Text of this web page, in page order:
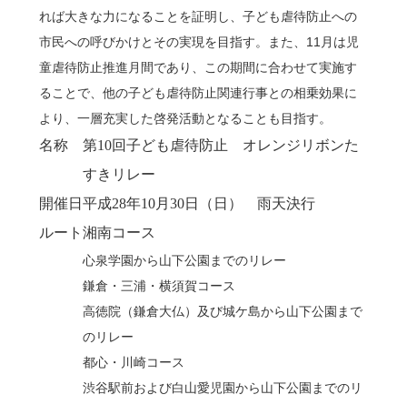
れば大きな力になることを証明し、子ども虐待防止への
市民への呼びかけとその実現を目指す。
また、11月は児
童虐待防止推進月間であり、この期間に合わせて実施す
ることで、他の子ども虐待防止関連行事との相乗効果に
より、一層充実した啓発活動となることも目指す。
名称
第10回子ども虐待防止 オレンジリボンた
すきリレー
開催日 平成28年10月30日（日） 雨天決行
ルート 湘南コース
心泉学園から山下公園までのリレー
鎌倉・三浦・横須賀コース
高徳院（鎌倉大仏）及び城ケ島から山下公園まで
のリレー
都心・川崎コース
渋谷駅前および白山愛児園から山下公園までのリ